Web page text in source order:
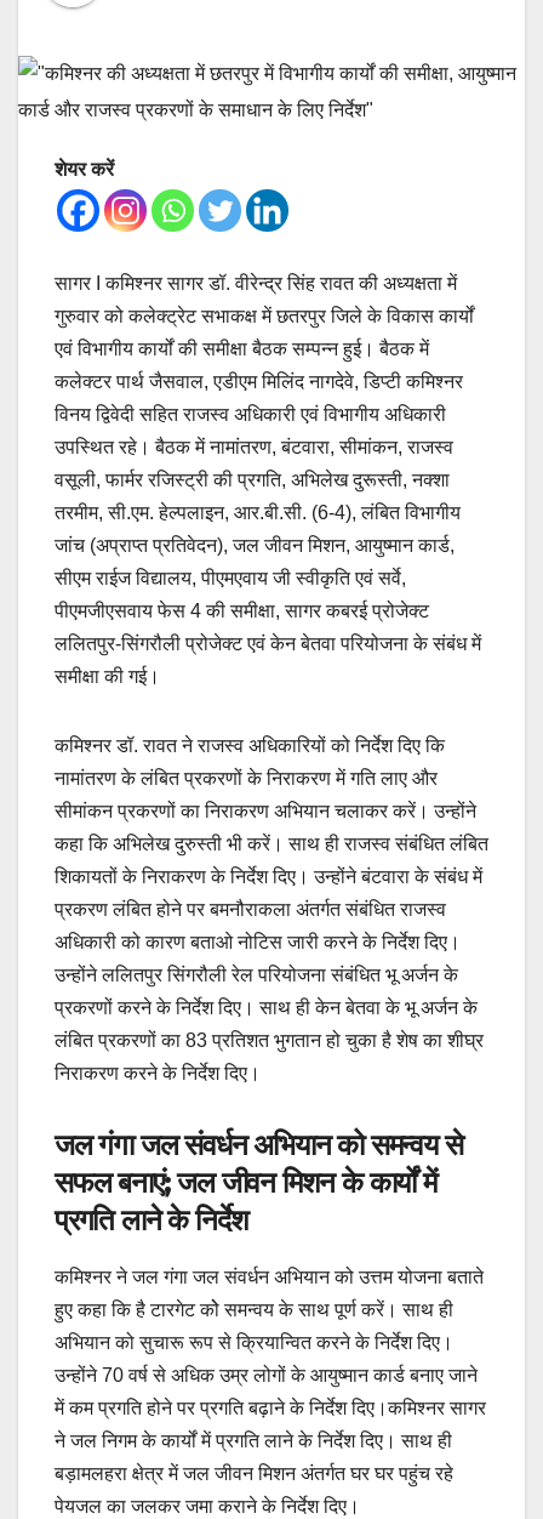
शेयर करें
सागर I कमिश्नर सागर डॉ. वीरेन्द्र सिंह रावत की अध्यक्षता में
गुरुवार को कलेक्ट्रेट सभाकक्ष में छतरपुर जिले के विकास कार्यों
एवं विभागीय कार्यों की समीक्षा बैठक सम्पन्न हुई। बैठक में
कलेक्टर पार्थ जैसवाल, एडीएम मिलिंद नागदेवे, डिप्टी कमिश्नर
विनय द्विवेदी सहित राजस्व अधिकारी एवं विभागीय अधिकारी
उपस्थित रहे। बैठक में नामांतरण, बंटवारा, सीमांकन, राजस्व
वसूली, फार्मर रजिस्ट्री की प्रगति, अभिलेख दुरूस्ती, नक्शा
तरमीम, सी.एम. हेल्पलाइन, आर.बी.सी. (6-4), लंबित विभागीय
जांच (अप्राप्त प्रतिवेदन), जल जीवन मिशन, आयुष्मान कार्ड,
सीएम राईज विद्यालय, पीएमएवाय जी स्वीकृति एवं सर्वे,
पीएमजीएसवाय फेस 4 की समीक्षा, सागर कबरई प्रोजेक्ट
ललितपुर-सिंगरौली प्रोजेक्ट एवं केन बेतवा परियोजना के संबंध में
समीक्षा की गई।
कमिश्नर डॉ. रावत ने राजस्व अधिकारियों को निर्देश दिए कि
नामांतरण के लंबित प्रकरणों के निराकरण में गति लाए और
सीमांकन प्रकरणों का निराकरण अभियान चलाकर करें। उन्होंने
कहा कि अभिलेख दुरुस्ती भी करें। साथ ही राजस्व संबंधित लंबित
शिकायतों के निराकरण के निर्देश दिए। उन्होंने बंटवारा के संबंध में
प्रकरण लंबित होने पर बमनौराकला अंतर्गत संबंधित राजस्व
अधिकारी को कारण बताओ नोटिस जारी करने के निर्देश दिए।
उन्होंने ललितपुर सिंगरौली रेल परियोजना संबंधित भू अर्जन के
प्रकरणों करने के निर्देश दिए। साथ ही केन बेतवा के भू अर्जन के
लंबित प्रकरणों का 83 प्रतिशत भुगतान हो चुका है शेष का शीघ्र
निराकरण करने के निर्देश दिए।
जल गंगा जल संवर्धन अभियान को समन्वय से
सफल बनाएं; जल जीवन मिशन के कार्यों में
प्रगति लाने के निर्देश
कमिश्नर ने जल गंगा जल संवर्धन अभियान को उत्तम योजना बताते
हुए कहा कि है टारगेट कोे समन्वय के साथ पूर्ण करें। साथ ही
अभियान को सुचारू रूप से क्रियान्वित करने के निर्देश दिए।
उन्होंने 70 वर्ष से अधिक उम्र लोगों के आयुष्मान कार्ड बनाए जाने
में कम प्रगति होने पर प्रगति बढ़ाने के निर्देश दिए।कमिश्नर सागर
ने जल निगम के कार्यों में प्रगति लाने के निर्देश दिए। साथ ही
बड़ामलहरा क्षेत्र में जल जीवन मिशन अंतर्गत घर घर पहुंच रहे
पेयजल का जलकर जमा कराने के निर्देश दिए।